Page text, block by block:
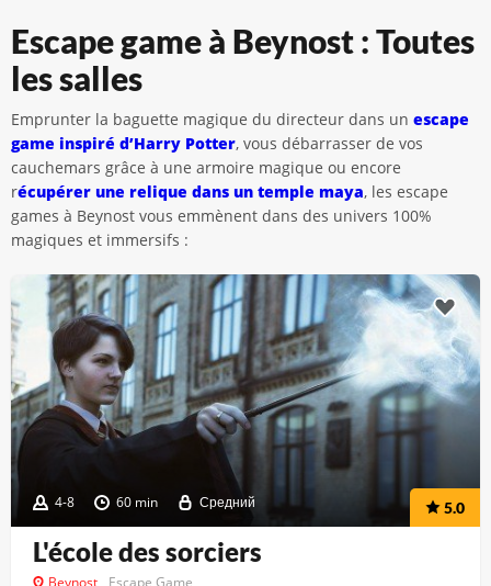
Escape game à Beynost : Toutes
les salles
Emprunter la baguette magique du directeur dans un escape
game inspiré d’Harry Potter, vous débarrasser de vos
cauchemars grâce à une armoire magique ou encore
récupérer une relique dans un temple maya, les escape
games à Beynost vous emmènent dans des univers 100%
magiques et immersifs :
4-8 60 min Средний 5.0
L'école des sorciers
Beynost Escape Game